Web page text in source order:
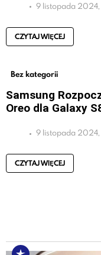
9 listopada
CZYTAJ WIĘCEJ
Bez kategorii
Samsung
Oreo dla Galaxy
9 listopada 2024,
CZYTAJ WIĘCEJ